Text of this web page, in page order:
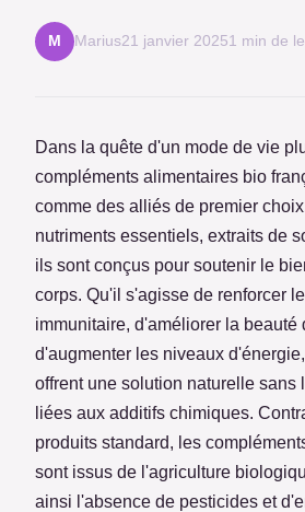
M Marius21 janvier 20251 min de
Dans la quête d'un mode de vie
compléments alimentaires bio
comme des alliés de premier
nutriments essentiels, extraits de
ils sont conçus pour soutenir le
corps. Qu'il s'agisse de renforcer
immunitaire, d'améliorer la beauté
d'augmenter les niveaux
offrent une solution naturelle sans
liées aux additifs chimiques.
produits standard, les
sont issus de l'agriculture
ainsi l'absence de pesticides et